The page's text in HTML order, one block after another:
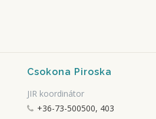
Csokona Piroska
JIR koordinátor
+36-73-500500, 403